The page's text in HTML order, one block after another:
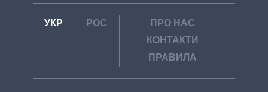
УКР РОС
ПРО НАС
КОНТАКТИ
ПРАВИЛА